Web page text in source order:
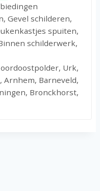
Gevel schilderen,
spuiten,
schilderwerk,
Urk,
Arnhem, Barneveld,
Bronckhorst,